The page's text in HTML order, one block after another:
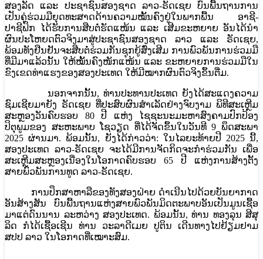
ສອງລັດ ແລະ ປະຊາຊົນສອງຊາດ ລາວ-ຣັດເຊຍ ບົນພື້ນຖານການ
ເປັນຄູ່ຮ່ວມມືຍຸດທະສາດດ້ານຄວາມໝັ້ນຄົງຢູ່ໃນພາກພື້ນ ອາຊີ-
ປາຊີຟິກ ໄດ້ຮັບການສືບຕໍ່ຮັດແໜ້ນ ແລະ ເສີມຂະຫຍາຍ ອັນໄດ້ນໍາ
ຜົນປະໂຫຍດຕົວຈິງມາສູ່ປະຊາຊົນສອງຊາດ ລາວ ແລະ ຣັດເຊຍ,
ພ້ອມທັງຢືນຢັນຈະສືບຕໍ່ຮ່ວມກັນຊຸກຍູ້ສົ່ງເສີມ ການພົວພັນການຮ່ວມມື
ທີ່ມີມາແລ້ວນັ້ນ ໃຫ້ໝັ້ນຄົງໜັກແໜ້ນ ແລະ ຂະຫຍາຍການຮ່ວມມືໃນ
ຂົງເຂດທ່າແຮງຂອງສອງປະເທດ ໃຫ້ມີໝາກຜົນຕົວຈິງຂຶ້ນຕື່ມ.
ນອກຈາກນັ້ນ, ທ່ານປະທານປະເທດ ຍັງໄດ້ສະແດງຄວາມ
ຊົມເຊີຍມາຍັງ ຣັດເຊຍ ທີ່ປະສົບຜົນສໍາເລັດຢ່າງຈົບງາມ ພິທີສະເຫຼີມ
ສະຫຼອງວັນຄົບຮອບ 80 ປີ ແຫ່ງ ໄຊຊະນະມະຫາສົງຄາມປົກປ້ອງ
ປິຕຸພູມຂອງ ສະຫະພາບ ໂຊວຽດ ທີ່ໄດ້ຈັດຂຶ້ນໃນວັນທີ 9 ພຶດສະພາ
2025 ຜ່ານມາ. ພ້ອມນັ້ນ, ຍັງໄດ້ກ່າວວ່າ: ໃນໄລຍະທ້າຍປີ 2025 ນີ້,
ສອງປະເທດ ລາວ-ຣັດເຊຍ ຈະໄດ້ມີການຈັດກິດຈະກໍາຮ່ວມກັນ ເພື່ອ
ສະເຫຼີມສະຫຼອງເນື່ອງໃນໂອກາດຄົບຮອບ 65 ປີ ແຫ່ງການສ້າງຕັ້ງ
ສາຍພົວພັນການທູດ ລາວ-ຣັດເຊຍ.
ການປຶກສາຫາລືຂອງທັງສອງຝ່າຍ ດຳເນີນໄປດ້ວຍບັນຍາກາດ
ອັນສ້າງສັນ ບົນພື້ນຖານແຫ່ງສາຍພົວພັນມິດຕະພາບອັນເປັນມູນເຊື້ອ
ມາແຕ່ດົນນານ ລະຫວ່າງ ສອງປະເທດ. ພ້ອມນັ້ນ, ທ່ານ ທອງລຸນ ສີສຸ
ລິດ ກໍໄດ້ເຊື້ອເຊີນ ທ່ານ ວະລາດີເມຍ ປູຕິນ ເດີນທາງໄປຢ້ຽມຢາມ
ສປປ ລາວ ໃນໂອກາດທີ່ເໝາະສົມ.